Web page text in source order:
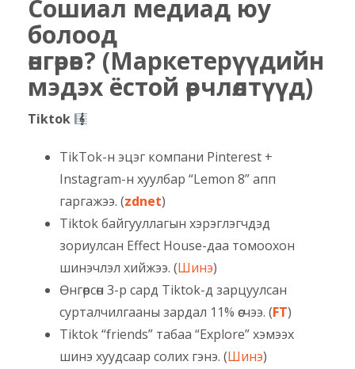
Сошиал медиад юу
болоод
өнгөрөв? (Маркетерүүдийн
мэдэх ёстой өөрчлөлтүүд)
Tiktok
TikTok-н эцэг компани Pinterest +
Instagram-н хуулбар “Lemon 8” апп
гаргажээ. (zdnet)
Tiktok байгууллагын хэрэглэгчдэд
зориулсан Effect House-даа томоохон
шинэчлэл хийжээ. (Шинэ)
Өнгөрсөн 3-р сард Tiktok-д зарцуулсан
сурталчилгааны зардал 11% өсчээ. (FT)
Tiktok “friends” табаа “Explore” хэмээх
шинэ хуудсаар солих гэнэ. (Шинэ)